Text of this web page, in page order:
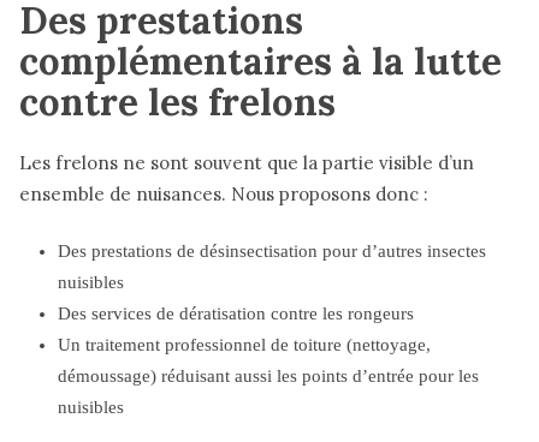
Des prestations
complémentaires à la lutte
contre les frelons
Les frelons ne sont souvent que la partie visible d’un
ensemble de nuisances. Nous proposons donc :
Des prestations de désinsectisation pour d’autres insectes
nuisibles
Des services de dératisation contre les rongeurs
Un traitement professionnel de toiture (nettoyage,
démoussage) réduisant aussi les points d’entrée pour les
nuisibles